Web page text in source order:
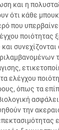
και η
ότι κάθε
που
ποιότητας
ελέγχου
όπως τα
την